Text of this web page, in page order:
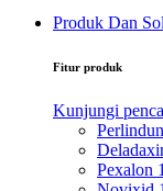
Produk Dan
Fitur produk
Kunjungi
Pexalon